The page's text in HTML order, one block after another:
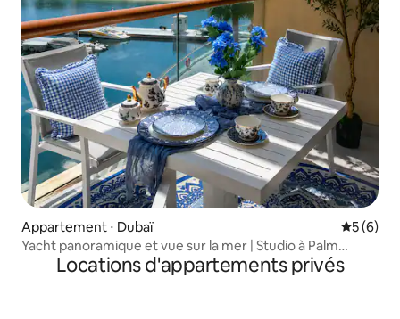
Appartement ⋅ Dubaï
5 (6)
Yacht panoramique et vue sur la mer | Studio à Palm
JumeirahLocations d'appartements privés